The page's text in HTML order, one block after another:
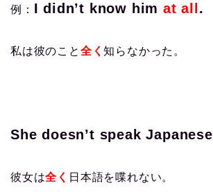
例： I didn’t know himat all .
私は彼のこと 全く知らなかった。
She doesn’t speak Japanese
彼女は全く 日本語を喋れない。